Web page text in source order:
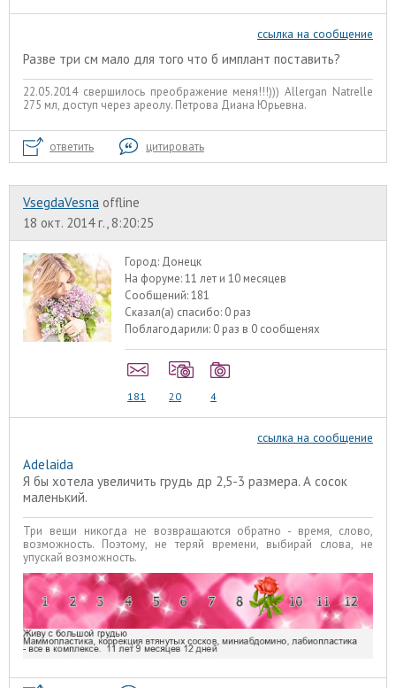
ссылка на сообщение
Разве три см мало для того что б имплант поставить?
22.05.2014 свершилось преображение меня!!!))) Allergan Natrelle
275 мл, доступ через ареолу. Петрова Диана Юрьевна.
ответить цитировать
VsegdaVesna offline
18 окт. 2014 г., 8:20:25
Город: Донецк
На форуме:11 лет и 10 месяцев
Сообщений:181
Сказал(а) спасибо: 0 раз
Поблагодарили: 0 раз в 0 сообщенях
181 20 4
ссылка на сообщение
Adelaida
Я бы хотела увеличить грудь др 2,5-3 размера. А сосок
маленький.
Три вещи никогда не возвращаются обратно - время, слово,
возможность. Поэтому, не теряй времени, выбирай слова, не
упускай возможность.